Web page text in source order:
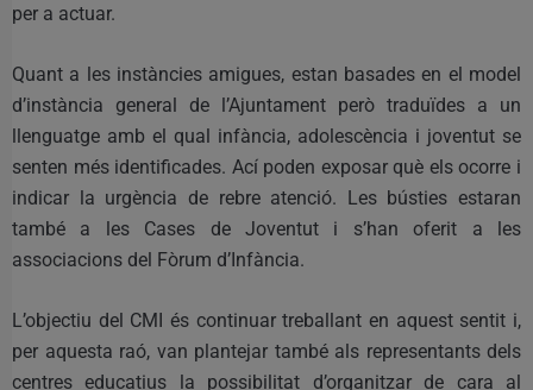
per a actuar.
Quant a les instàncies amigues, estan basades en el model
d’instància general de l’Ajuntament però traduïdes a un
llenguatge amb el qual infància, adolescència i joventut se
senten més identificades. Ací poden exposar què els ocorre i
indicar la urgència de rebre atenció. Les bústies estaran
també a les Cases de Joventut i s’han oferit a les
associacions del Fòrum d’Infància.
L’objectiu del CMI és continuar treballant en aquest sentit i,
per aquesta raó, van plantejar també als representants dels
centres educatius la possibilitat d’organitzar de cara al